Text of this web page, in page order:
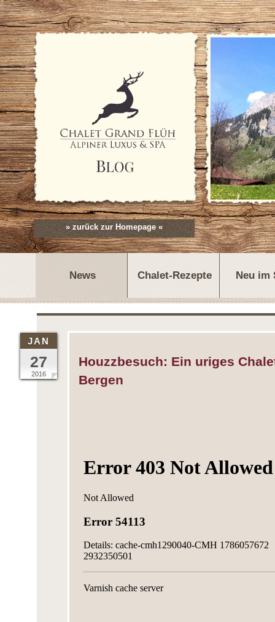
» zurück zur Homepage «
News Chalet-Rezepte Neu im
Houzzbesuch: Ein uriges
Bergen
2016
27
JAN